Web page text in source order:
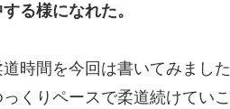
る様になれた。
時間を今回は書いてみまし
くりペースで柔道続けてい